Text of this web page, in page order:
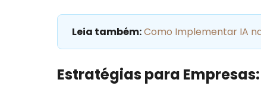
Leia também:Como Implementar IA
Estratégias para